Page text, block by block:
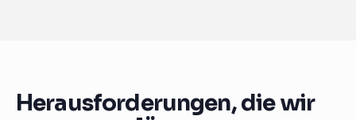
Herausforderungen, die wir